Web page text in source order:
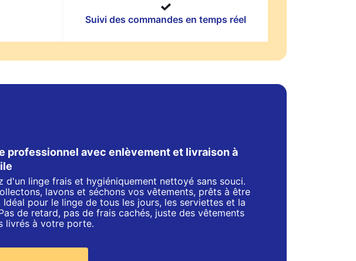
Suivi des commandes en temps réel
professionnel avec enlèvement et livraison à
d'un linge frais et hygiéniquement nettoyé sans souci.
lavons et séchons vos vêtements, prêts à être
Idéal pour le linge de tous les jours, les serviettes et la
de retard, pas de frais cachés, juste des vêtements
livrés à votre porte.